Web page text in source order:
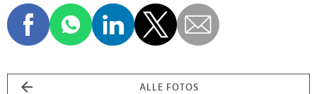
ALLE FOTOS